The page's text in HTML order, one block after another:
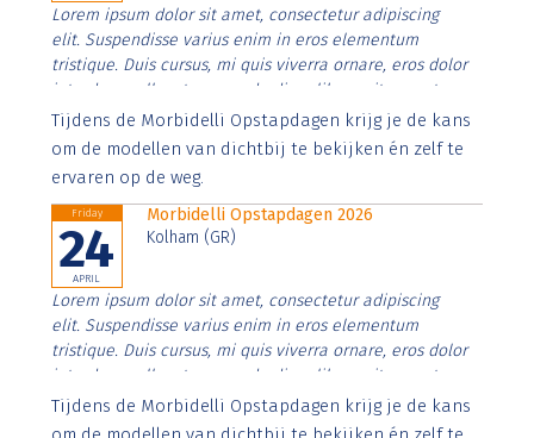
Lorem ipsum dolor sit amet, consectetur adipiscing
elit. Suspendisse varius enim in eros elementum
tristique. Duis cursus, mi quis viverra ornare, eros dolor
interdum nulla, ut commodo diam libero vitae erat.
Aenean faucibus nibh et justo cursus id rutrum lorem
imperdiet. Nunc ut sem vitae risus tristique posuere.
Tijdens de Morbidelli Opstapdagen krijg je de kans
om de modellen van dichtbij te bekijken én zelf te
ervaren op de weg.
Friday
24
APRIL
Morbidelli Opstapdagen 2026
Kolham (GR)
Lorem ipsum dolor sit amet, consectetur adipiscing
elit. Suspendisse varius enim in eros elementum
tristique. Duis cursus, mi quis viverra ornare, eros dolor
interdum nulla, ut commodo diam libero vitae erat.
Aenean faucibus nibh et justo cursus id rutrum lorem
imperdiet. Nunc ut sem vitae risus tristique posuere.
Tijdens de Morbidelli Opstapdagen krijg je de kans